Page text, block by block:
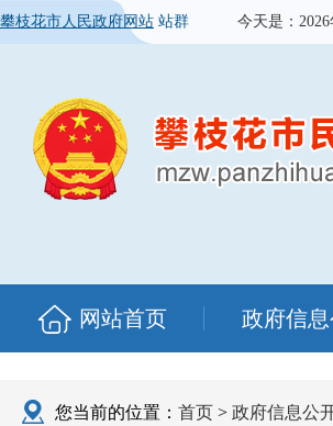
攀枝花市人民政府网站 站群 今天是：
网站首页 政府信
您当前的位置： 首页 > 政府信息公